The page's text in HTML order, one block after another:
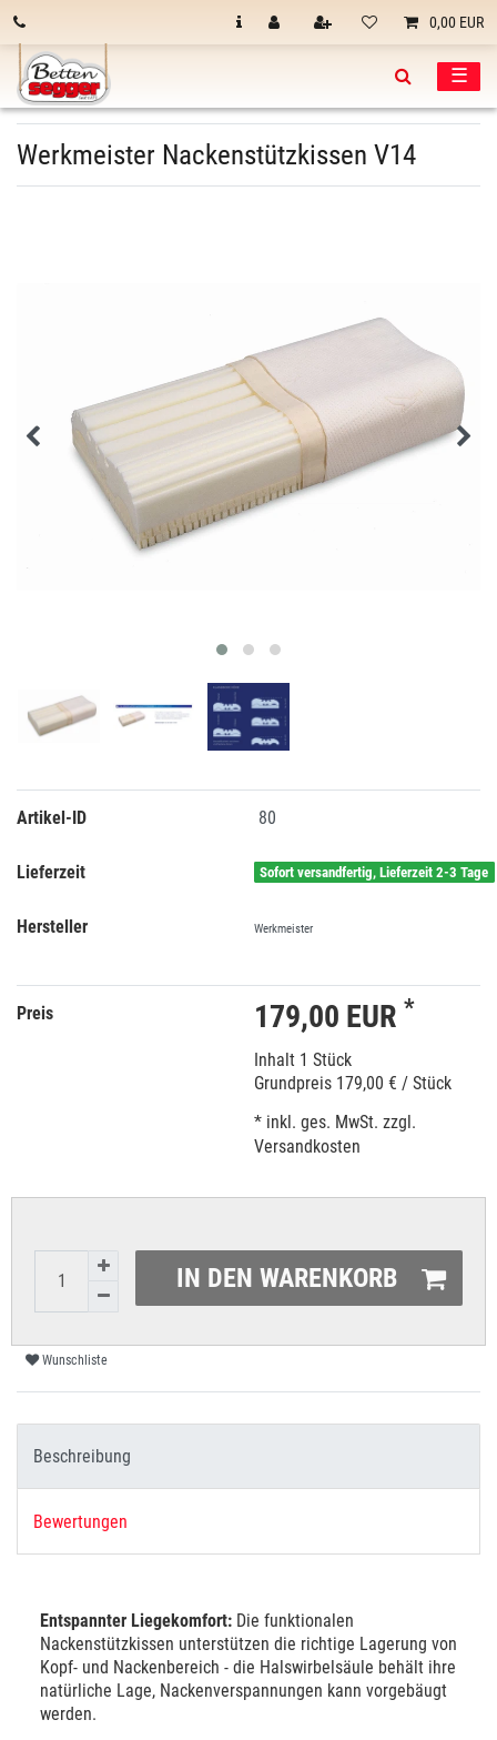
0,00 EUR
☰
Werkmeister Nackenstützkissen V14
Artikel-ID 80
Lieferzeit Sofort versandfertig, Lieferzeit 2-3 Tage
Hersteller Werkmeister
Preis 179,00 EUR *
Inhalt 1 Stück
Grundpreis 179,00 € / Stück
* inkl. ges. MwSt. zzgl.
Versandkosten
IN DEN WARENKORB
Wunschliste
Beschreibung
Bewertungen
Entspannter Liegekomfort: Die funktionalen
Nackenstützkissen unterstützen die richtige Lagerung von
Kopf- und Nackenbereich - die Halswirbelsäule behält ihre
natürliche Lage, Nackenverspannungen kann vorgebäugt
werden.